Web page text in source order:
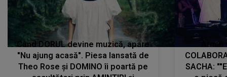
Când DORUL devine muzică, apare
"Nu ajung acasă". Piesa lansată de
Theo Rose și DOMINO îi poartă pe
SACHA: